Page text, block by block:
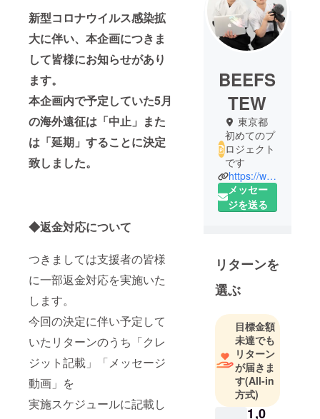
新型コロナウイルス感染拡
大に伴い、本企画につきま
して皆様にお知らせがあり
ます。
本企画内で予定していた5月
の海外遠征は「中止」また
は「延期」することに決定
致しました。
◆返金対応について
つきましては支援者の皆様
に一部返金対応を実施いた
します。
今回の決定に伴い予定して
いたリターンのうち「クレ
ジット記載」「メッセージ
動画」を
実施スケジュールに記載し
BEEFS
TEW
東京都
初めてのプ
ロジェクト
です
https://www.youtube.com/channel/UC02XMTARlQz3TFsFu_Xu6xA
メッセー
ジを送る
リターンを
選ぶ
目標金額
未達でも
リターン
が届きま
す(All-in
方式)
1,0